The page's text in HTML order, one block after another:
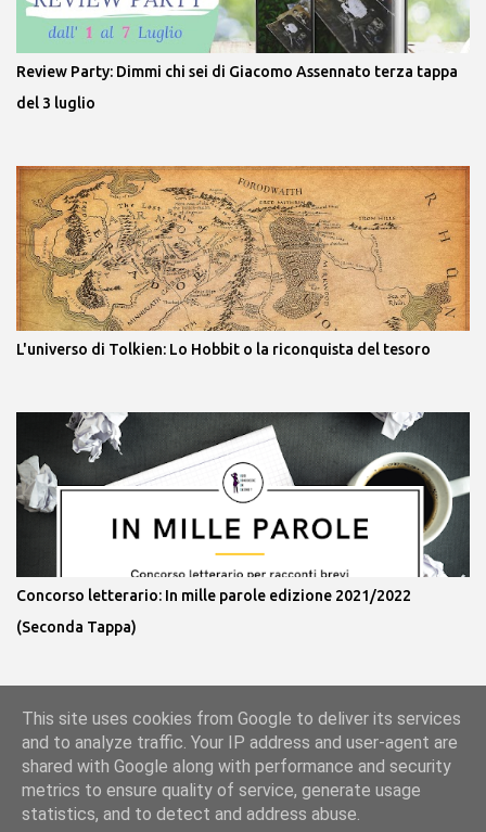
Review Party: Dimmi chi sei di Giacomo Assennato terza tappa
del 3 luglio
L'universo di Tolkien: Lo Hobbit o la riconquista del tesoro
Concorso letterario: In mille parole edizione 2021/2022
(Seconda Tappa)
Powered by Blogger
This site uses cookies from Google to deliver its services
and to analyze traffic. Your IP address and user-agent are
shared with Google along with performance and security
metrics to ensure quality of service, generate usage
statistics, and to detect and address abuse.